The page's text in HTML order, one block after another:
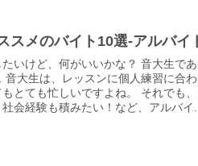
スメのバイト10選‐アルバイ
いけど、何がいいかな？ 音大生で
大生は、レッスンに個人練習に合
とても忙しいですよね。 それでも
会経験も積みたい！など、アルバイ...